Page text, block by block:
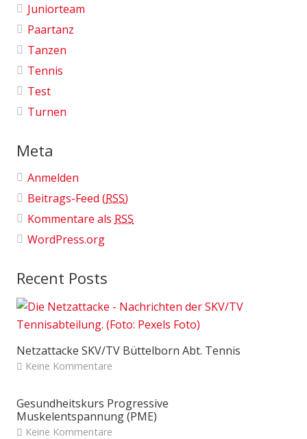
Juniorteam
Paartanz
Tanzen
Tennis
Test
Turnen
Meta
Anmelden
Beitrags-Feed (RSS)
Kommentare als RSS
WordPress.org
Recent Posts
Netzattacke SKV/TV Büttelborn Abt. Tennis
Keine Kommentare
Gesundheitskurs Progressive
Muskelentspannung (PME)
Keine Kommentare